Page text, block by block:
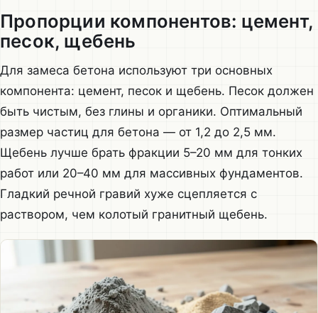
Пропорции компонентов: цемент,
песок, щебень
Для замеса бетона используют три основных
компонента: цемент, песок и щебень. Песок должен
быть чистым, без глины и органики. Оптимальный
размер частиц для бетона — от 1,2 до 2,5 мм.
Щебень лучше брать фракции 5–20 мм для тонких
работ или 20–40 мм для массивных фундаментов.
Гладкий речной гравий хуже сцепляется с
раствором, чем колотый гранитный щебень.